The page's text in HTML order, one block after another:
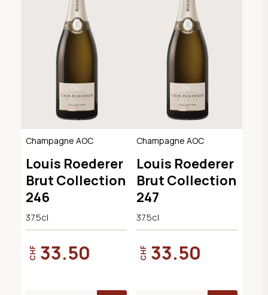
Champagne AOC
Louis Roederer
Brut Collection
246
37.5cl
CHF 33.50
Champagne AOC
Louis Roederer
Brut Collection
247
37.5cl
CHF 33.50